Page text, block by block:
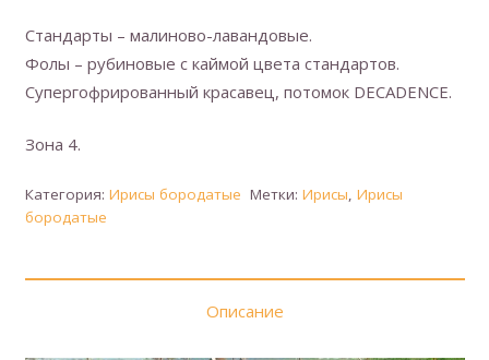
Стандарты – малиново-лавандовые.
Фолы – рубиновые с каймой цвета стандартов.
Супергофрированный красавец, потомок DECADENCE.
Зона 4.
Категория: Ирисы бородатые Метки: Ирисы, Ирисы
бородатые
Описание